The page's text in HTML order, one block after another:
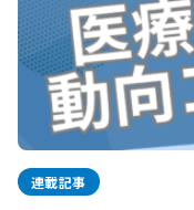
連載記事